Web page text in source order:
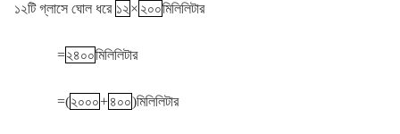
১২টি গ্লাসে ঘোল ধরে ১২× ২০০মিলিলিটার
=২৪০০মিলিলিটার
=(২০০০+৪০০)মিলিলিটার